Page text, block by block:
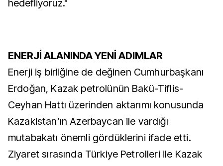
hedefliyoruz."
ENERJİ ALANINDA YENİ ADIMLAR
Enerji iş birliğine de değinen Cumhurbaşkanı
Erdoğan, Kazak petrolünün Bakü-Tiflis-
Ceyhan Hattı üzerinden aktarımı konusunda
Kazakistan’ın Azerbaycan ile vardığı
mutabakatı önemli gördüklerini ifade etti.
Ziyaret sırasında Türkiye Petrolleri ile Kazak